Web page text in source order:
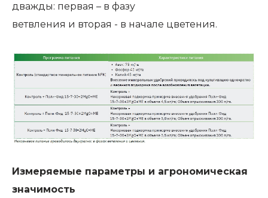
дважды: первая – в фазу
ветвления и вторая - в начале цветения.
Измеряемые параметры и агрономическая
значимость